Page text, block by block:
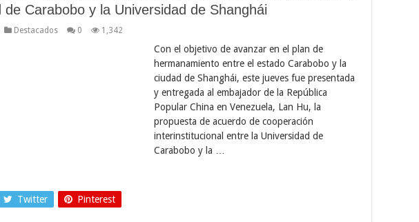
de Carabobo y la Universidad de Shanghái
Destacados 0 1,342
Con el objetivo de avanzar en el plan de
hermanamiento entre el estado Carabobo y la
ciudad de Shanghái, este jueves fue presentada
y entregada al embajador de la República
Popular China en Venezuela, Lan Hu, la
propuesta de acuerdo de cooperación
interinstitucional entre la Universidad de
Carabobo y la …
Twitter Pinterest